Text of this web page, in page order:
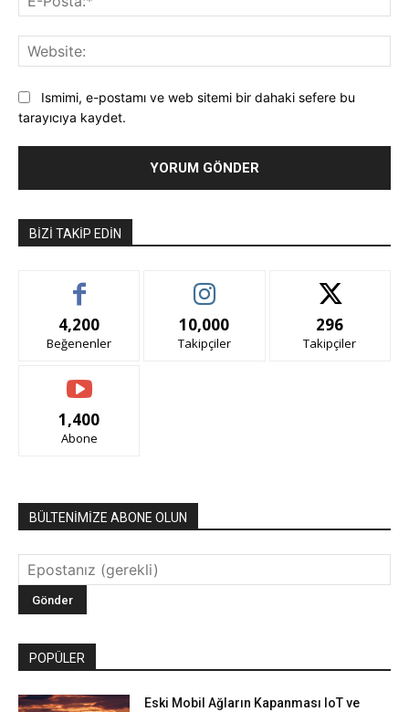
Ismimi, e-postamı ve web sitemi bir dahaki sefere bu
tarayıcıya kaydet.
BIZI TAKIP EDIN
4,200
Beğenenler
10,000
Takipçiler
296
Takipçiler
1,400
Abone
BÜLTENİMİZE ABONE OLUN
POPÜLER
Eski Mobil Ağların Kapanması IoT ve